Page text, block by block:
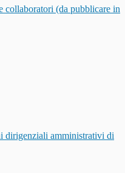
collaboratori (da pubblicare in
dirigenziali amministrativi di